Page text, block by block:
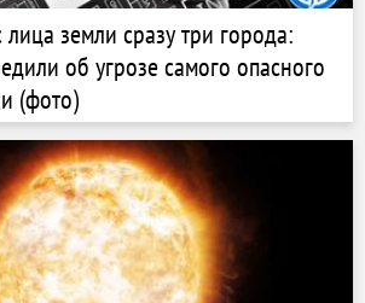
лица земли сразу три города:
об угрозе самого опасного
(фото)